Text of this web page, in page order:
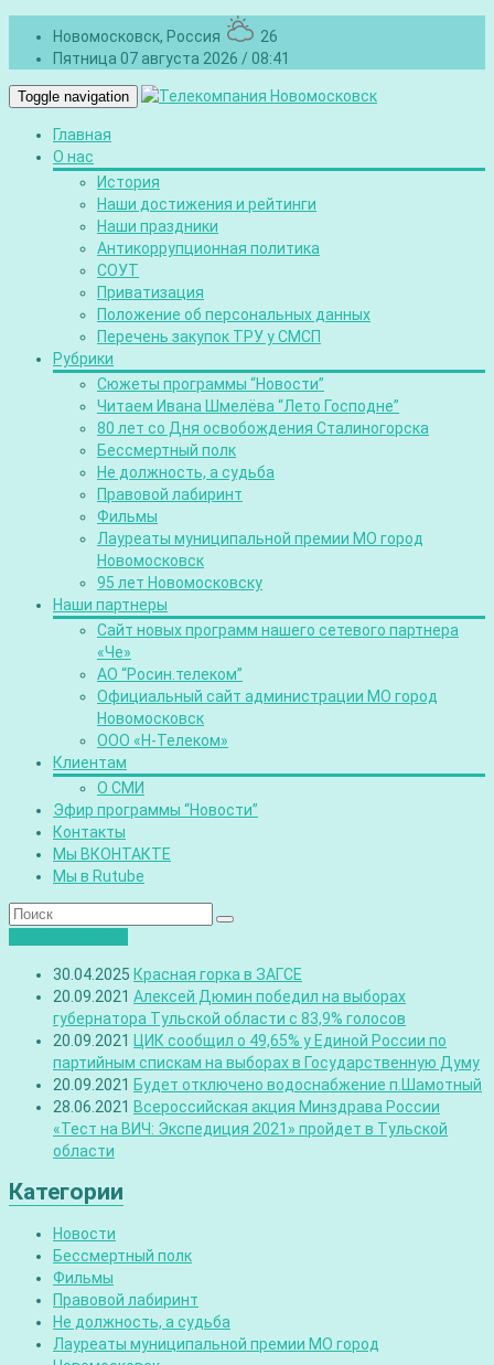
Новомосковск, Россия
26
Пятница 07 августа 2026 / 08:41
Toggle navigation
Главная
О нас
История
Наши достижения и рейтинги
Наши праздники
Антикоррупционная политика
СОУТ
Приватизация
Положение об персональных данных
Перечень закупок ТРУ у СМСП
Рубрики
Сюжеты программы “Новости”
Читаем Ивана Шмелёва “Лето Господне”
80 лет со Дня освобождения Сталиногорска
Бессмертный полк
Не должность, а судьба
Правовой лабиринт
Фильмы
Лауреаты муниципальной премии МО город
Новомосковск
95 лет Новомосковску
Наши партнеры
Сайт новых программ нашего сетевого партнера
«Че»
АО “Росин.телеком”
Официальный сайт администрации МО город
Новомосковск
ООО «Н-Телеком»
Клиентам
О СМИ
Эфир программы “Новости”
Контакты
Мы ВКОНТАКТЕ
Мы в Rutube
30.04.2025 Красная горка в ЗАГСЕ
20.09.2021 Алексей Дюмин победил на выборах
губернатора Тульской области с 83,9% голосов
20.09.2021 ЦИК сообщил о 49,65% у Единой России по
партийным спискам на выборах в Государственную Думу
20.09.2021 Будет отключено водоснабжение п.Шамотный
28.06.2021 Всероссийская акция Минздрава России
«Тест на ВИЧ: Экспедиция 2021» пройдет в Тульской
области
Категории
Новости
Бессмертный полк
Фильмы
Правовой лабиринт
Не должность, а судьба
Лауреаты муниципальной премии МО город